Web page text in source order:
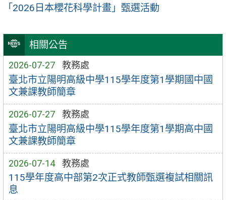
相關公告
2026-07-27 教務處
臺北市立陽明高級中學115學年度第1學期國中國
文兼課教師簡章
2026-07-27 教務處
臺北市立陽明高級中學115學年度第1學期高中國
文兼課教師簡章
2026-07-14 教務處
115學年度高中部第2次正式教師甄選複試相關訊
息
「2026日本櫻花科學計畫」甄選活動